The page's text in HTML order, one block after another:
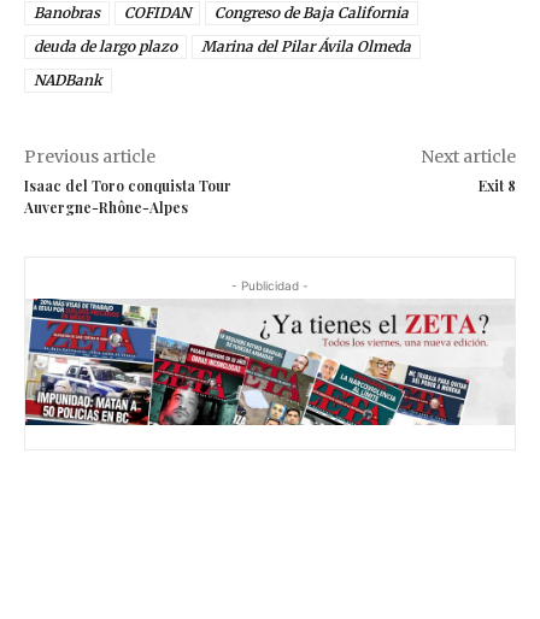
Banobras
COFIDAN
Congreso de Baja California
deuda de largo plazo
Marina del Pilar Ávila Olmeda
NADBank
Previous article
Isaac del Toro conquista Tour
Auvergne-Rhône-Alpes
Next article
Exit 8
- Publicidad -